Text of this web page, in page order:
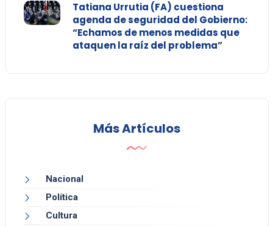
Tatiana Urrutia (FA) cuestiona
agenda de seguridad del Gobierno:
“Echamos de menos medidas que
ataquen la raíz del problema”
Más Artículos
Nacional
Política
Cultura